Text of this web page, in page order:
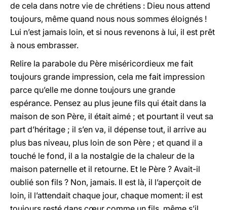
de cela dans notre vie de chrétiens : Dieu nous attend
toujours, même quand nous nous sommes éloignés !
Lui n’est jamais loin, et si nous revenons à lui, il est prêt
à nous embrasser.
Relire la parabole du Père miséricordieux me fait
toujours grande impression, cela me fait impression
parce qu’elle me donne toujours une grande
espérance. Pensez au plus jeune fils qui était dans la
maison de son Père, il était aimé ; et pourtant il veut sa
part d’héritage ; il s’en va, il dépense tout, il arrive au
plus bas niveau, plus loin de son Père ; et quand il a
touché le fond, il a la nostalgie de la chaleur de la
maison paternelle et il retourne. Et le Père ? Avait-il
oublié son fils ? Non, jamais. Il est là, il l’aperçoit de
loin, il l’attendait chaque jour, chaque moment: il est